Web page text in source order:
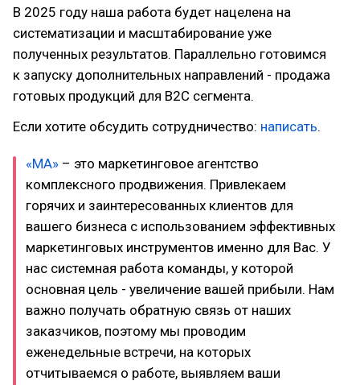
В 2025 году наша работа будет нацелена на
систематизации и масштабирование уже
полученных результатов. Параллельно готовимся
к запуску дополнительных направлений - продажа
готовых продукций для B2C сегмента.
Если хотите обсудить сотрудничество: написать.
«MA» – это маркетинговое агентство
комплексного продвижения. Привлекаем
горячих и заинтересованных клиентов для
вашего бизнеса с использованием эффективных
маркетинговых инструментов именно для Вас. У
нас системная работа команды, у которой
основная цель - увеличение вашей прибыли. Нам
важно получать обратную связь от наших
заказчиков, поэтому мы проводим
еженедельные встречи, на которых
отчитываемся о работе, выявляем ваши